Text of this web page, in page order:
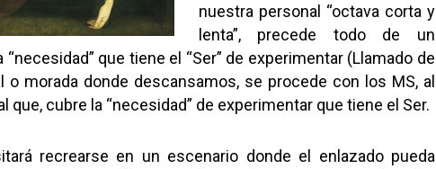
nuestra personal “octava corta y
lenta”, precede todo de un
que tiene el “Ser” de experimentar (Llamado de
o morada donde descansamos, se procede con los MS, al
que, cubre la “necesidad” de experimentar que tiene el Ser.
recrearse en un escenario donde el enlazado pueda